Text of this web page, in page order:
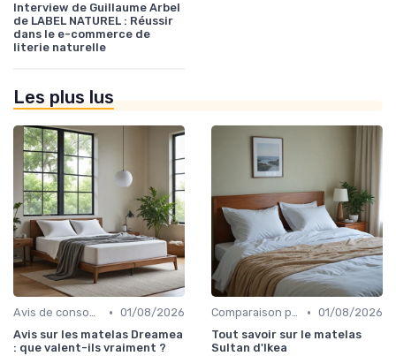
Interview de Guillaume Arbel
de LABEL NATUREL : Réussir
dans le e-commerce de
literie naturelle
Les plus lus
Avis de consommateurs • 01/08/2026
Avis sur les matelas Dreamea
: que valent-ils vraiment ?
Comparaison par marque • 01/08/2026
Tout savoir sur le matelas
Sultan d'Ikea